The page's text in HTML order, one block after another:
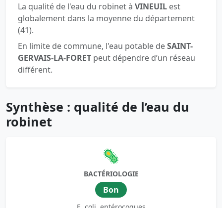
La qualité de l'eau du robinet à VINEUIL est
globalement dans la moyenne du département
(41).
En limite de commune, l'eau potable deSAINT-
GERVAIS-LA-FORET peut dépendre d’un réseau
différent.
Synthèse : qualité de l’eau du
robinet
🦠
BACTÉRIOLOGIE
Bon